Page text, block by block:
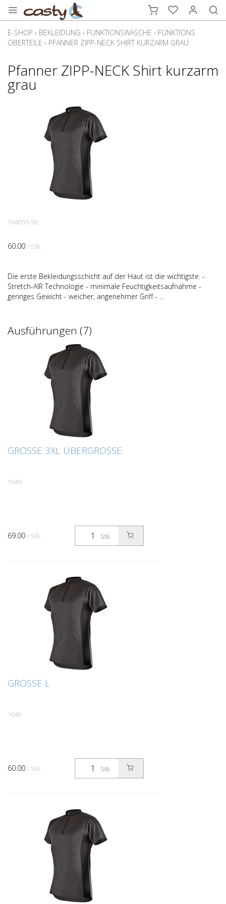
E-SHOP › BEKLEIDUNG › FUNKTIONSWÄSCHE › FUNKTIONS
OBERTEILE › PFANNER ZIPP-NECK SHIRT KURZARM GRAU
Pfanner ZIPP-NECK Shirt kurzarm
grau
104059-90
60.00 / Stk.
Die erste Bekleidungsschicht auf der Haut ist die wichtigste. -
Stretch-AIR Technologie - minimale Feuchtigkeitsaufnahme -
geringes Gewicht - weicher, angenehmer Griff - ...
Ausführungen (7)
GRÖSSE 3XL ÜBERGRÖSSE
1049
Stk.
69.00 / Stk.
GRÖSSE L
1046
Stk.
60.00 / Stk.